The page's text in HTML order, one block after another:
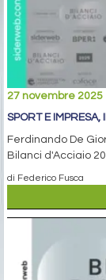
27 novembre 2025
SPORT E IMPRESA,
Ferdinando De
Bilanci d'Acciaio
di Federico Fusca